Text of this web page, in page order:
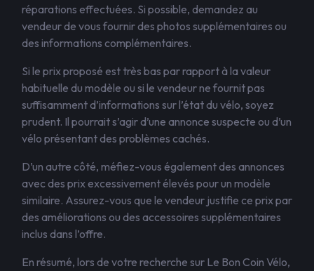
réparations effectuées. Si possible, demandez au
vendeur de vous fournir des photos supplémentaires ou
des informations complémentaires.
Si le prix proposé est très bas par rapport à la valeur
habituelle du modèle ou si le vendeur ne fournit pas
suffisamment d’informations sur l’état du vélo, soyez
prudent. Il pourrait s’agir d’une annonce suspecte ou d’un
vélo présentant des problèmes cachés.
D’un autre côté, méfiez-vous également des annonces
avec des prix excessivement élevés pour un modèle
similaire. Assurez-vous que le vendeur justifie ce prix par
des améliorations ou des accessoires supplémentaires
inclus dans l’offre.
En résumé, lors de votre recherche sur Le Bon Coin Vélo,